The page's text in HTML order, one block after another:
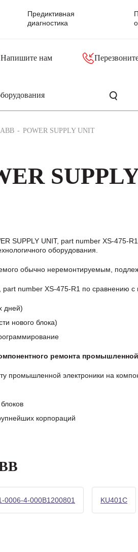
Предиктивная
диагностика
Напишите нам
ABB POWER SUPPLY UNIT
SUPPLY UNIT, part number XS-475-
оборудования.
обычно неремонтируемым,
number XS-475-R1 по сравнению с
дней)
нового блока)
ремонта
промышленной электроники на
корпораций
0006-4-000B1200801 KU401C